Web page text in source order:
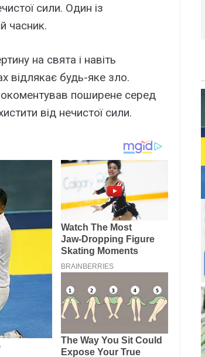
сили. Один із
часник.
на свята і навіть
відлякає будь-яке зло.
поширене серед
від нечистої сили.